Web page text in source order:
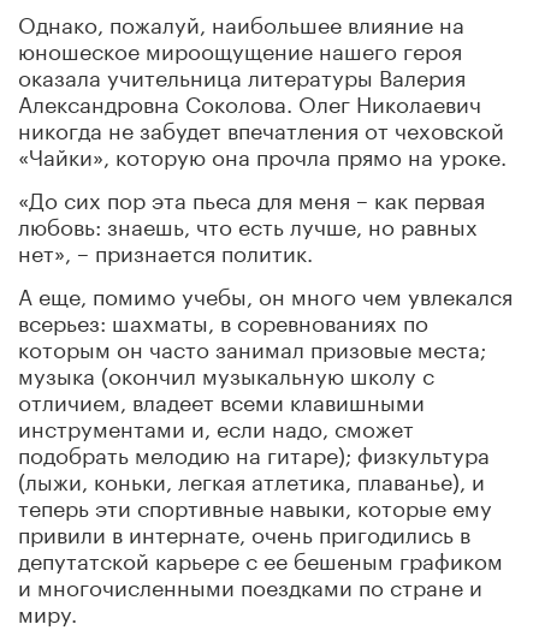
Однако, пожалуй, наибольшее влияние на
юношеское мироощущение нашего героя
оказала учительница литературы Валерия
Александровна Соколова. Олег Николаевич
никогда не забудет впечатления от чеховской
«Чайки», которую она прочла прямо на уроке.
«До сих пор эта пьеса для меня – как первая
любовь: знаешь, что есть лучше, но равных
нет», – признается политик.
А еще, помимо учебы, он много чем увлекался
всерьез: шахматы, в соревнованиях по
которым он часто занимал призовые места;
музыка (окончил музыкальную школу с
отличием, владеет всеми клавишными
инструментами и, если надо, сможет
подобрать мелодию на гитаре); физкультура
(лыжи, коньки, легкая атлетика, плаванье), и
теперь эти спортивные навыки, которые ему
привили в интернате, очень пригодились в
депутатской карьере с ее бешеным графиком
и многочисленными поездками по стране и
миру.